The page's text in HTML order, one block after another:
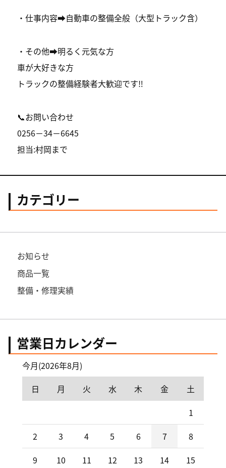
・仕事内容➡︎自動車の整備全般（大型トラック含）
・その他➡︎明るく元気な方
車が大好きな方
トラックの整備経験者大歓迎です‼️
📞お問い合わせ
0256－34－6645
担当:村岡まで
カテゴリー
お知らせ
商品一覧
整備・修理実績
営業日カレンダー
今月(2026年8月)
日
月 火 水 木 金
土
1
2
3 4 5 6 7
8
9
10 11 12 13 14
15